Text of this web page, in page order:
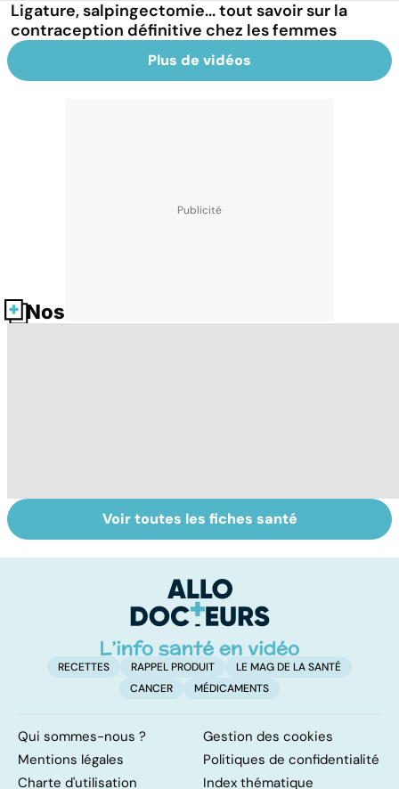
Ligature, salpingectomie... tout savoir sur la
contraception définitive chez les femmes
Plus de vidéos
Nos fiches santé
La tuberculose
pulmonaire
Femmes :
comment
Voir toutes les fiches santé
RECETTES RAPPEL PRODUIT
LE MAG DE LA SANTÉ
CANCER
MÉDICAMENTS
Qui sommes-nous ?
Gestion des cookies
Mentions légales
Politiques de confidentialité
Charte d'utilisation
Index thématique